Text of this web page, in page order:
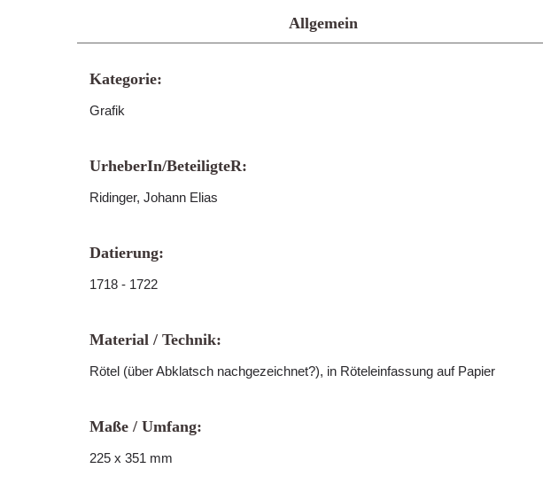
Allgemein
Kategorie:
Grafik
UrheberIn/BeteiligteR:
Ridinger, Johann Elias
Datierung:
1718 - 1722
Material / Technik:
Rötel (über Abklatsch nachgezeichnet?), in Röteleinfassung auf Papier
Maße / Umfang:
225 x 351 mm